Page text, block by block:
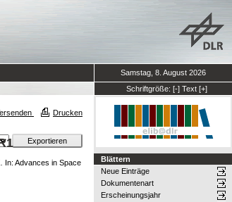
Samstag, 8. August 2026
Schriftgröße: [-] Text [+]
Drucken
In: Advances in Space
Blättern
Neue Einträge
Dokumentenart
Erscheinungsjahr